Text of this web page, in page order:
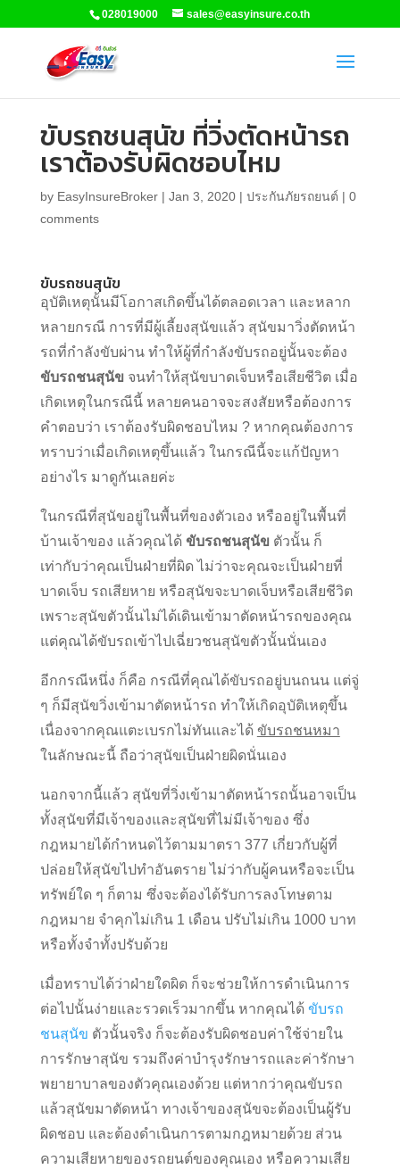
028019000 sales@easyinsure.co.th
ขับรถชนสุนัข ที่วิ่งตัดหน้ารถ
เราต้องรับผิดชอบไหม
by EasyInsureBroker| Jan 3, 2020| ประกันภัยรถยนต์ | 0
comments
ขับรถชนสุนัข
อุบัติเหตุนั้นมีโอกาสเกิดขึ้นได้ตลอดเวลา และหลาก
หลายกรณี การที่มีผู้เลี้ยงสุนัขแล้ว สุนัขมาวิ่งตัดหน้า
รถที่กำลังขับผ่าน ทำให้ผู้ที่กำลังขับรถอยู่นั้นจะต้อง
ขับรถชนสุนัขจนทำให้สุนัขบาดเจ็บหรือเสียชีวิต เมื่อ
เกิดเหตุในกรณีนี้ หลายคนอาจจะสงสัยหรือต้องการ
คำตอบว่า เราต้องรับผิดชอบไหม ? หากคุณต้องการ
ทราบว่าเมื่อเกิดเหตุขึ้นแล้ว ในกรณีนี้จะแก้ปัญหา
อย่างไร มาดูกันเลยค่ะ
ในกรณีที่สุนัขอยู่ในพื้นที่ของตัวเอง หรืออยู่ในพื้นที่
บ้านเจ้าของ แล้วคุณได้ ขับรถชนสุนัขตัวนั้น ก็
เท่ากับว่าคุณเป็นฝ่ายที่ผิด ไม่ว่าจะคุณจะเป็นฝ่ายที่
บาดเจ็บ รถเสียหาย หรือสุนัขจะบาดเจ็บหรือเสียชีวิต
เพราะสุนัขตัวนั้นไม่ได้เดินเข้ามาตัดหน้ารถของคุณ
แต่คุณได้ขับรถเข้าไปเฉี่ยวชนสุนัขตัวนั้นนั่นเอง
อีกกรณีหนึ่ง ก็คือ กรณีที่คุณได้ขับรถอยู่บนถนน แต่จู่
ๆ ก็มีสุนัขวิ่งเข้ามาตัดหน้ารถ ทำให้เกิดอุบัติเหตุขึ้น
เนื่องจากคุณแตะเบรกไม่ทันและได้ ขับรถชนหมา
ในลักษณะนี้ ถือว่าสุนัขเป็นฝ่ายผิดนั่นเอง
นอกจากนี้แล้ว สุนัขที่วิ่งเข้ามาตัดหน้ารถนั้นอาจเป็น
ทั้งสุนัขที่มีเจ้าของและสุนัขที่ไม่มีเจ้าของ ซึ่ง
กฎหมายได้กำหนดไว้ตามมาตรา 377 เกี่ยวกับผู้ที่
ปล่อยให้สุนัขไปทำอันตราย ไม่ว่ากับผู้คนหรือจะเป็น
ทรัพย์ใด ๆ ก็ตาม ซึ่งจะต้องได้รับการลงโทษตาม
กฎหมาย จำคุกไม่เกิน 1 เดือน ปรับไม่เกิน 1000 บาท
หรือทั้งจำทั้งปรับด้วย
เมื่อทราบได้ว่าฝ่ายใดผิด ก็จะช่วยให้การดำเนินการ
ต่อไปนั้นง่ายและรวดเร็วมากขึ้น หากคุณได้ ขับรถ
ชนสุนัข ตัวนั้นจริง ก็จะต้องรับผิดชอบค่าใช้จ่ายใน
การรักษาสุนัข รวมถึงค่าบำรุงรักษารถและค่ารักษา
พยายาบาลของตัวคุณเองด้วย แต่หากว่าคุณขับรถ
แล้วสุนัขมาตัดหน้า ทางเจ้าของสุนัขจะต้องเป็นผู้รับ
ผิดชอบ และต้องดำเนินการตามกฎหมายด้วย ส่วน
ความเสียหายของรถยนต์ของคุณเอง หรือความเสีย